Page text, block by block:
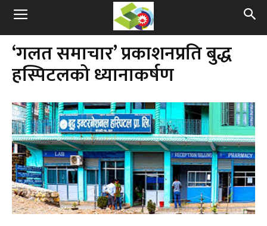
‘गलत समाचार’ प्रकाशनप्रति बुद्ध
हस्पिटलको ध्यानाकर्षण